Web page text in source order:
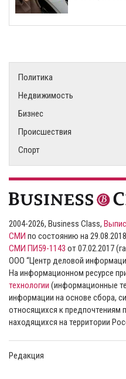
Политика
Недвижимость
Бизнес
Происшествия
Спорт
2004-2026, Business Class,
СМИ по состоянию на
СМИ ПИ59-1143 от 07.02.2017
ООО “Центр деловой
На информационном ресурсе
технологии (информационные
информации на основе сбора,
относящихся к предпочтениям
находящихся на территории
Редакция